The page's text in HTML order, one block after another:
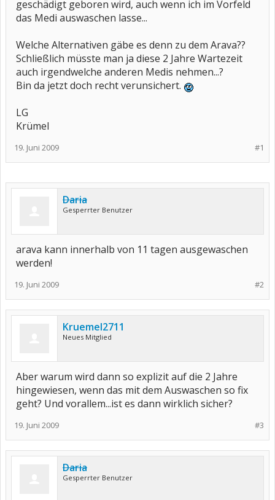
geschädigt geboren wird, auch wenn ich im Vorfeld
das Medi auswaschen lasse...
Welche Alternativen gäbe es denn zu dem Arava??
Schließlich müsste man ja diese 2 Jahre Wartezeit
auch irgendwelche anderen Medis nehmen...?
Bin da jetzt doch recht verunsichert.
LG
Krümel
#1
19. Juni 2009
Daria
Gesperrter Benutzer
arava kann innerhalb von 11 tagen ausgewaschen
werden!
#2
19. Juni 2009
Kruemel2711
Neues Mitglied
Aber warum wird dann so explizit auf die 2 Jahre
hingewiesen, wenn das mit dem Auswaschen so fix
geht? Und vorallem...ist es dann wirklich sicher?
#3
19. Juni 2009
Daria
Gesperrter Benutzer